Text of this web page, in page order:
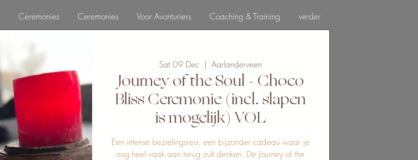
Sat 09 Dec
  |
Aarlanderveen
Journey of the Soul - Choco
Bliss Ceremonie (incl. slapen
is mogelijk) VOL
Een intense bezielingsreis, een bijzonder cadeau waar je
nog heel vaak aan terug zult denken. De Journey of the
Ceremonies Ceremonies Voor Avonturiers Coaching & Training verder